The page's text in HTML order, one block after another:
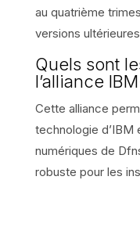
au quatrième
versions
Quels sont
l’alliance
Cette alliance
technologie
numériques de
robuste pour les